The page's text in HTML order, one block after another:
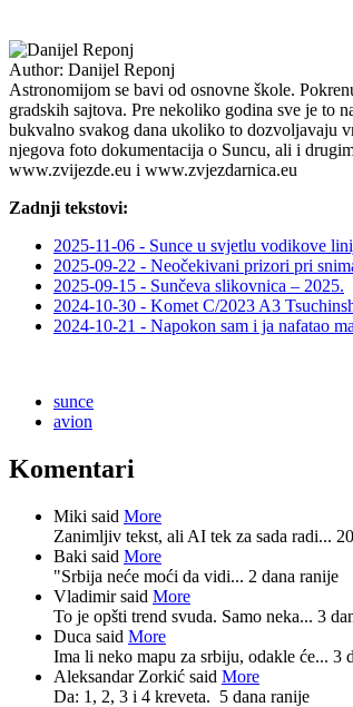
Author: Danijel Reponj
Astronomijom se bavi od osnovne škole.
gradskih sajtova. Pre nekoliko godina sve je to
bukvalno svakog dana ukoliko to dozvoljavaju
njegova foto dokumentacija o Suncu, ali i
www.zvijezde.eu i www.zvjezdarnica.eu
Zadnji tekstovi:
2025-11-06 - Sunce u svjetlu vodikove
2025-09-22 - Neočekivani prizori pri
2025-09-15 - Sunčeva slikovnica – 2025.
2024-10-30 - Komet C/2023 A3
2024-10-21 - Napokon sam i ja nafatao
sunce
avion
Komentari
Miki said More
Zanimljiv tekst, ali AI tek za sada radi...
Baki said More
"Srbija neće moći da vidi... 2 dana ranije
Vladimir said More
To je opšti trend svuda. Samo neka... 3
Duca said More
Ima li neko mapu za srbiju, odakle će... 3
Aleksandar Zorkić said More
Da: 1, 2, 3 i 4 kreveta. 5 dana ranije